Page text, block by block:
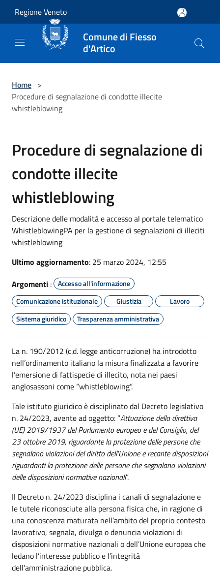
Regione Veneto
Comune di Fiesso
d'Artico
Home >
Procedure di segnalazione di condotte illecite
whistleblowing
Procedure di segnalazione di
condotte illecite
whistleblowing
Descrizione delle modalità e accesso al portale telematico
WhistleblowingPA per la gestione di segnalazioni di illeciti
whistleblowing
Ultimo aggiornamento: 25 marzo 2024, 12:55
Argomenti :
Accesso all'informazione
Comunicazione istituzionale
Giustizia
Lavoro
Sistema giuridico
Trasparenza amministrativa
La n. 190/2012 (c.d. legge anticorruzione) ha introdotto
nell’ordinamento italiano la misura finalizzata a favorire
l’emersione di fattispecie di illecito, nota nei paesi
anglosassoni come “whistleblowing”.
Tale istituto giuridico è disciplinato dal Decreto legislativo
n. 24/2023, avente ad oggetto: “Attuazione della direttiva
(UE) 2019/1937 del Parlamento europeo e del Consiglio, del
23 ottobre 2019, riguardante la protezione delle persone che
segnalano violazioni del diritto dell'Unione e recante disposizioni
riguardanti la protezione delle persone che segnalano violazioni
delle disposizioni normative nazionali”.
Il Decreto n. 24/2023 disciplina i canali di segnalazione e
le tutele riconosciute alla persona fisica che, in ragione di
una conoscenza maturata nell’ambito del proprio contesto
lavorativo, segnala, divulga o denuncia violazioni di
disposizioni normative nazionali o dell’Unione europea che
ledano l’interesse pubblico e l’integrità
dell’amministrazione pubblica.